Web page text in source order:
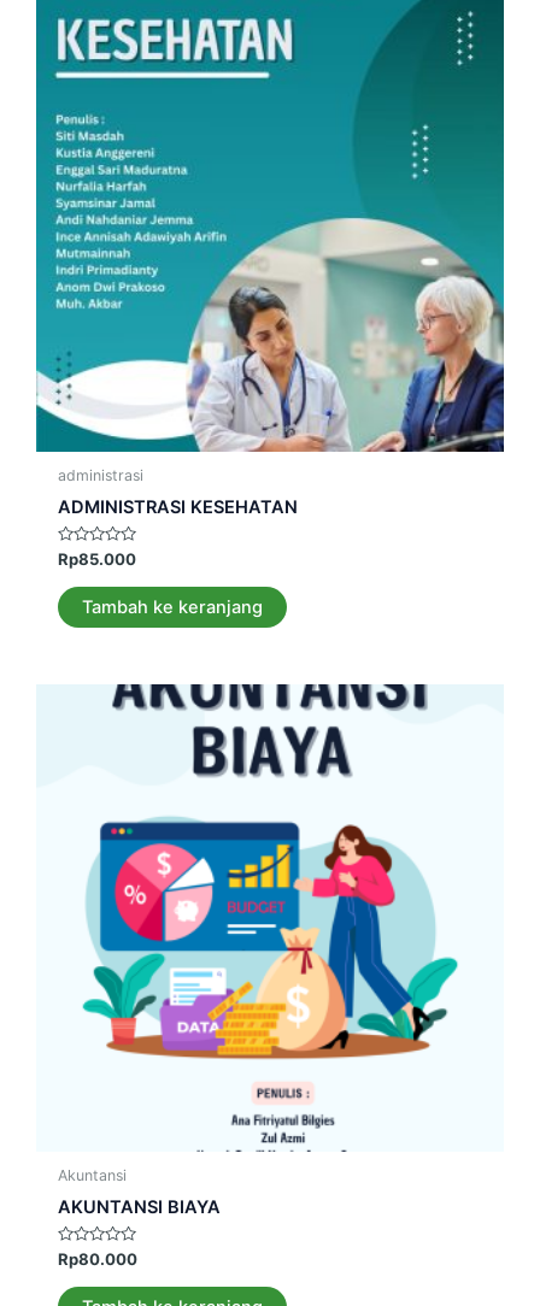
administrasi
ADMINISTRASI KESEHATAN
Dinilai
dari
5
Rp85.000
Tambah ke keranjang
Akuntansi
AKUNTANSI BIAYA
Dinilai
dari
5
Rp80.000